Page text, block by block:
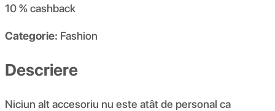
10 %cashback
Categorie: Fashion
Descriere
Niciun alt accesoriu nu este atât de personal ca